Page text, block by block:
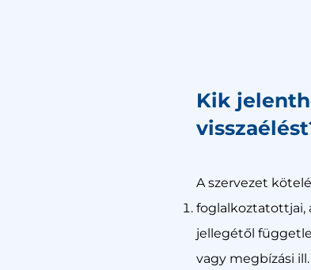
Kik
A szervezet
foglalkoztatottjai,
jellegétől
vagy megbízási